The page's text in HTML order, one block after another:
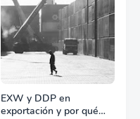
EXW y DDP en
exportación y por qué